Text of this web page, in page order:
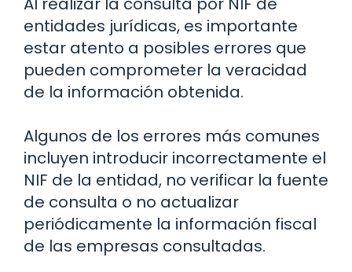
entidades jurídicas, es importante
estar atento a posibles errores que
pueden comprometer la veracidad
de la información obtenida.
Algunos de los errores más comunes
incluyen introducir incorrectamente el
NIF de la entidad, no verificar la fuente
de consulta o no actualizar
periódicamente la información fiscal
de las empresas consultadas.